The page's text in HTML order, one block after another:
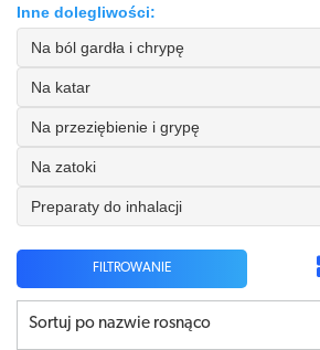
Inne dolegliwości:
Na ból gardła i chrypę
Na katar
Na przeziębienie i grypę
Na zatoki
Preparaty do inhalacji
FILTROWANIE
Sortuj po nazwie rosnąco